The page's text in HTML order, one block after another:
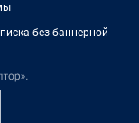
без баннерной